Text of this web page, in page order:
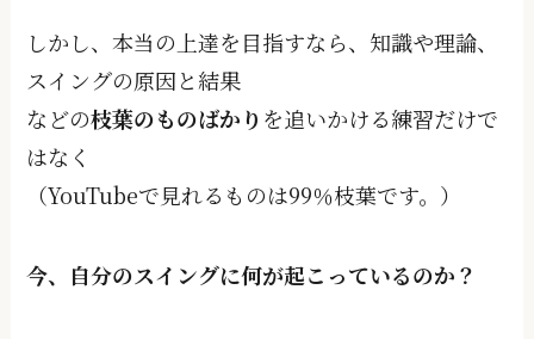
しかし、本当の上達を⽬指すなら、知識や理論、
スイングの原因と結果
などの枝葉のものばかり を追いかける練習だけで
はなく
（YouTubeで見れるものは99％枝葉です。）
今、⾃分のスイングに何が起こっているのか？